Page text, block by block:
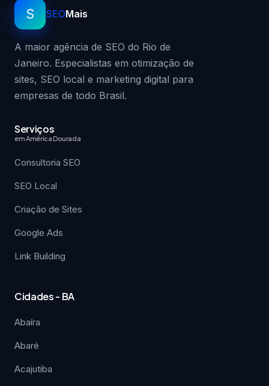
S SEOMais
A maior agência de SEO do Rio de
Janeiro. Especialistas em otimização de
sites, SEO local e marketing digital para
empresas de todo Brasil.
Serviços
em América Dourada
Consultoria SEO
SEO Local
Criação de Sites
Google Ads
Link Building
Cidades - BA
Abaíra
Abaré
Acajutiba